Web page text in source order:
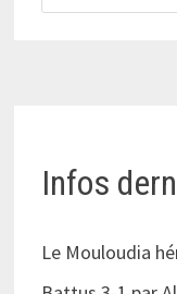
Infos
Le Mouloudia